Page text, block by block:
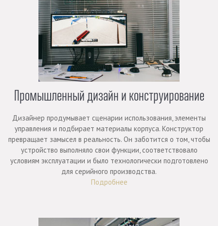
Промышленный дизайн и конструирование
Дизайнер продумывает сценарии использования, элементы
управления и подбирает материалы корпуса. Конструктор
превращает замысел в реальность. Он заботится о том, чтобы
устройство выполняло свои функции, соответствовало
условиям эксплуатации и было технологически подготовлено
для серийного производства.
Подробнее